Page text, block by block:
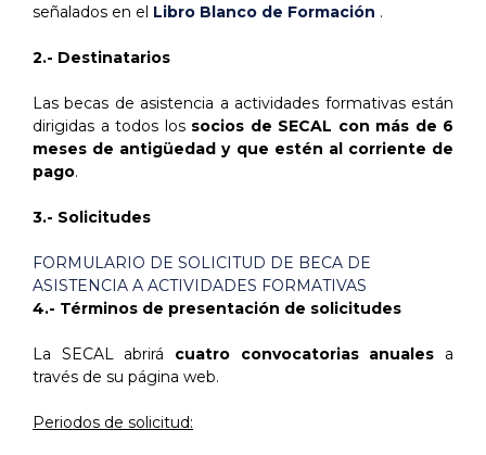
señalados en el Libro Blanco de Formación .
2.- Destinatarios
Las becas de asistencia a actividades formativas están
dirigidas a todos los socios de SECAL con más de 6
meses de antigüedad y que estén al corriente de
pago.
3.- Solicitudes
FORMULARIO DE SOLICITUD DE BECA DE
ASISTENCIA A ACTIVIDADES FORMATIVAS
4.- Términos de presentación de solicitudes
La SECAL abrirá cuatro convocatorias anuales a
través de su página web.
Periodos de solicitud: